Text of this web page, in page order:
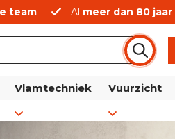
team Al meer dan 80 jaar
Vlamtechniek Vuurzicht